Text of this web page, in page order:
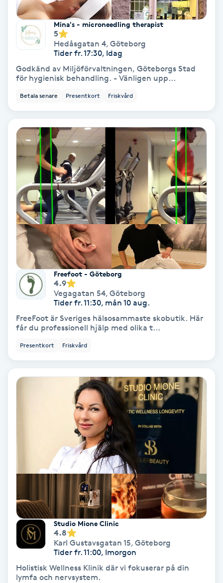
Färgning
Föning
Gel naglar
Gelenaglar
Gellack
Gellack med förstärkning
Gravidmassage
Gravidyoga
Gruppträning
Gua Sha-massage
Hatha Yoga
Headspa
Hollywood Peel
Hot Stone Massage
Hot yoga
Hudföryngring
Huduppstramning
Mina's - microneedling therapist
5
Hedåsgatan 4, Göteborg
Tider fr. 17:30, Idag
Godkänd av Miljöförvaltningen, Göteborgs Stad
för hygienisk behandling. - Vänligen upp...
Betala senare Presentkort Friskvård
Freefoot - Göteborg
4.9
Vegagatan 54, Göteborg
Tider fr. 11:30, mån 10 aug.
FreeFoot är Sveriges hälsosammaste skobutik. Här
får du professionell hjälp med olika t...
Presentkort Friskvård
Studio Mione Clinic
4.8
Karl Gustavsgatan 15, Göteborg
Tider fr. 11:00, Imorgon
Holistisk Wellness Klinik där vi fokuserar på din
lymfa och nervsystem.